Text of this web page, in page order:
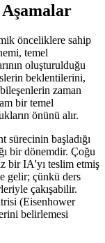
önceliklere sahip
temel
oluşturulduğu
beklentilerini,
zaman
bir temel
önünü alır.
sürecinin başladığı
bir dönemdir. Çoğu
bir IA'yı teslim etmiş
gelir; çünkü ders
çakışabilir.
(Eisenhower
belirlemesi